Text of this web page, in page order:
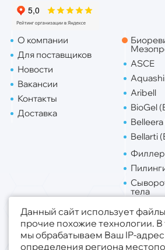
О компании
Для поставщиков
Новости
Вакансии
Контакты
Доставка
ASCE
Aribell
BioGel
Belleera
Bellarti
тела
Липо.
Липо.
Публичная оферта
Данный сайт использует
прочие похожие технологии. В
мы обрабатываем Ваш IP-адрес
определения региона